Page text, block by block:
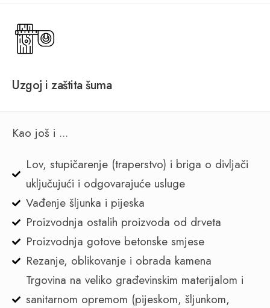
Uzgoj i zaštita šuma
Kao još i ...
Lov, stupičarenje (traperstvo) i briga o divljači
uključujući i odgovarajuće usluge
Vađenje šljunka i pijeska
Proizvodnja ostalih proizvoda od drveta
Proizvodnja gotove betonske smjese
Rezanje, oblikovanje i obrada kamena
Trgovina na veliko građevinskim materijalom i
sanitarnom opremom (pijeskom, šljunkom,